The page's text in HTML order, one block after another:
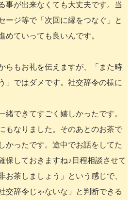
事が出来なくても大丈夫です。当
ージ等で「次回に縁をつなぐ」と
めていっても良いんです。
らもお礼を伝えますが、「また時
」ではダメです。社交辞令の様に
緒できてすごく嬉しかったです。
もなりました。そのあとのお茶で
かったです。途中でお話をしてた
保しておきますね♪日程相談させて
お茶しましょう」という感じで、
交辞令じゃないな」と判断できる